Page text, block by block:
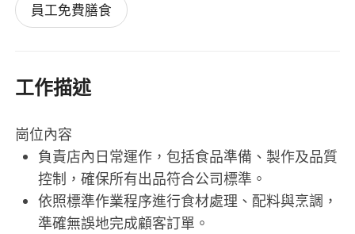
員工免費膳食
工作描述
崗位內容
負責店內日常運作，包括食品準備、製作及品質
控制，確保所有出品符合公司標準。
依照標準作業程序進行食材處理、配料與烹調，
準確無誤地完成顧客訂單。